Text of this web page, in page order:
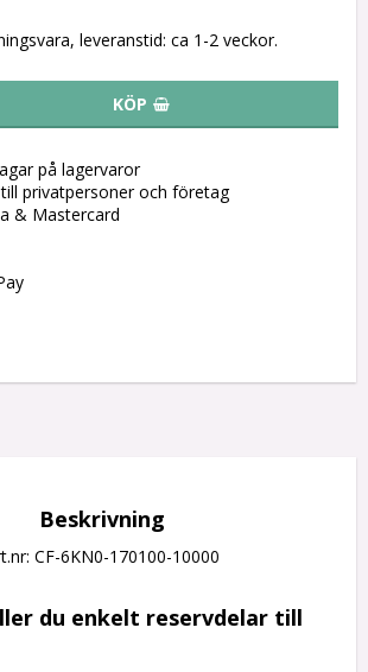
leveranstid: ca 1-2 veckor.
KÖP
på lagervaror
privatpersoner och företag
& Mastercard
Beskrivning
CF-6KN0-170100-10000
du enkelt reservdelar till